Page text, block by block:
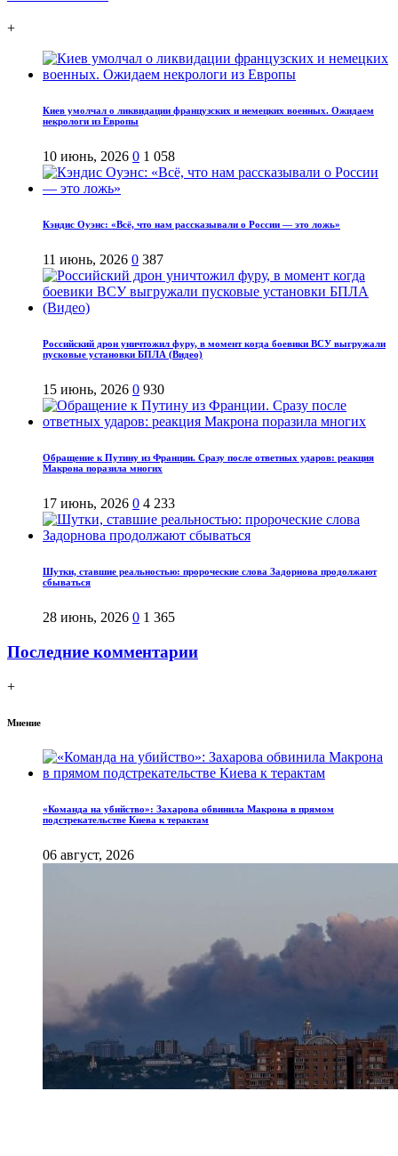
+
Киев умолчал о ликвидации французских и немецких военных. Ожидаем
некрологи из Европы
10 июнь, 2026 0 1 058
Кэндис Оуэнс: «Всё, что нам рассказывали о России — это ложь»
11 июнь, 2026 0 387
Российский дрон уничтожил фуру, в момент когда боевики ВСУ выгружали
пусковые установки БПЛА (Видео)
15 июнь, 2026 0 930
Обращение к Путину из Франции. Сразу после ответных ударов: реакция
Макрона поразила многих
17 июнь, 2026 0 4 233
Шутки, ставшие реальностью: пророческие слова Задорнова продолжают
сбываться
28 июнь, 2026 0 1 365
Последние комментарии
+
Мнение
«Команда на убийство»: Захарова обвинила Макрона в прямом
подстрекательстве Киева к терактам
06 август, 2026